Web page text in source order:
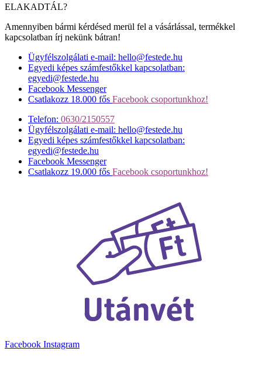
ELAKADTÁL?
Amennyiben bármi kérdésed merül fel a vásárlással, termékkel
kapcsolatban írj nekünk bátran!
Ügyfélszolgálati e-mail: hello@festede.hu
Egyedi képes számfestőkkel kapcsolatban:
egyedi@festede.hu
Facebook Messenger
Csatlakozz 18.000 fős Facebook csoportunkhoz!
Telefon: 0630/2150557
Ügyfélszolgálati e-mail: hello@festede.hu
Egyedi képes számfestőkkel kapcsolatban:
egyedi@festede.hu
Facebook Messenger
Csatlakozz 19.000 fős Facebook csoportunkhoz!
Facebook Instagram